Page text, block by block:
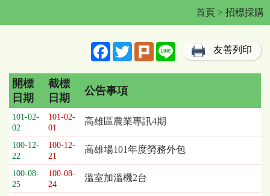
首頁 > 招標採購
FacebookTwitterPlurk Line 友善列印
招
標
採
購
列
表，
欄
開標
日期
截標
日期
公告事項
101-02-
02
101-02-
01
高雄區農業專訊4期
100-12-
22
100-12-
21
高雄場101年度勞務外包
100-08-
25
100-08-
24
溫室加溫機2台